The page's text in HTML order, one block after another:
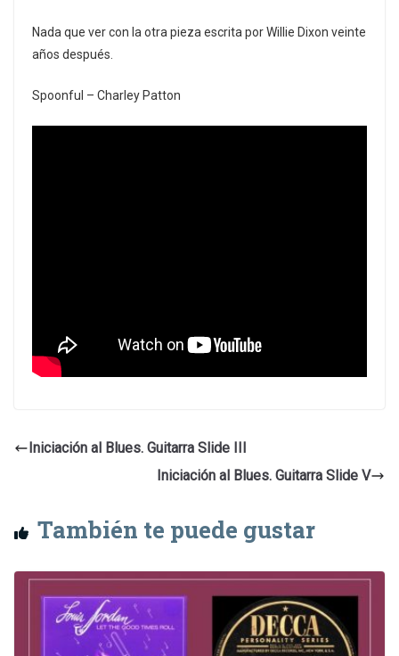
Nada que ver con la otra pieza escrita por Willie Dixon veinte
años después.
Spoonful – Charley Patton
Iniciación al Blues. Guitarra Slide III
Iniciación al Blues. Guitarra Slide V
También te puede gustar